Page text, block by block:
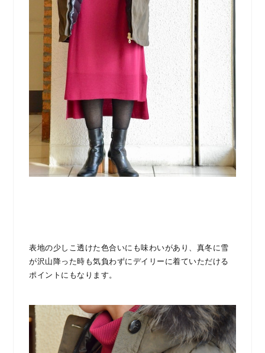
表地の少しこ透けた色合いにも味わいがあり、真冬に雪
が沢山降った時も気負わずにデイリーに着ていただける
ポイントにもなります。